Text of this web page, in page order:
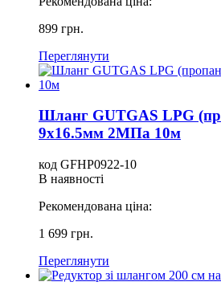
899 грн.
Переглянути
Шланг GUTGAS LPG
9х16.5мм 2МПа 10м
код GFHP0922-10
В наявності
Рекомендована ціна:
1 699 грн.
Переглянути